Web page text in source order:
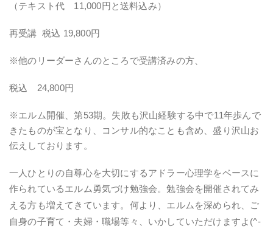
（テキスト代 11,000円と送料込み）
再受講 税込 19,800円
※他のリーダーさんのところで受講済みの方、
税込 24,800円
※エルム開催、第53期。失敗も沢山経験する中で11年歩んで
きたものが宝となり、コンサル的なことも含め、盛り沢山お
伝えしております。
一人ひとりの自尊心を大切にするアドラー心理学をベースに
作られているエルム勇気づけ勉強会。勉強会を開催されてみ
える方も増えてきています。何より、エルムを深められ、ご
自身の子育て・夫婦・職場等々、いかしていただけますよ(^-